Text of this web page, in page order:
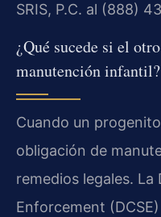
SRIS, P.C. al (888)
¿Qué sucede si el
manutención infantil?
Cuando un
obligación de
remedios legales.
Enforcement